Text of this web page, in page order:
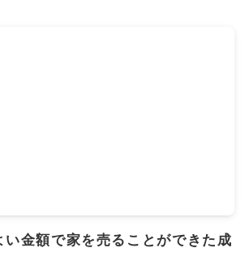
い金額で家を売ることができた成